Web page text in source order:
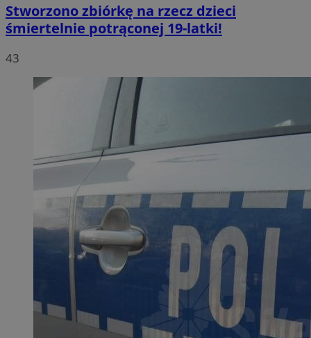
Stworzono zbiórkę na rzecz dzieci
śmiertelnie potrąconej 19-latki!
43